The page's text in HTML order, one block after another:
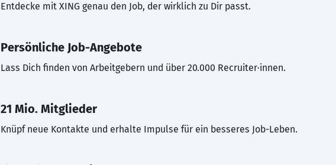
Entdecke mit XING genau den Job, der wirklich zu Dir passt.
Persönliche Job-Angebote
Lass Dich finden von Arbeitgebern und über 20.000 Recruiter·innen.
21 Mio. Mitglieder
Knüpf neue Kontakte und erhalte Impulse für ein besseres Job-Leben.